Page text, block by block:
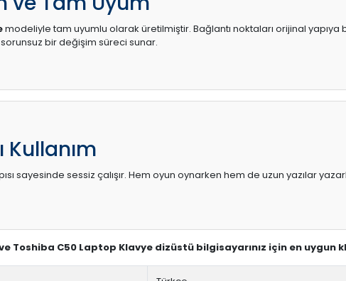
modeliyle tam uyumlu olarak üretilmiştir. Bağlantı noktaları orijinal yapıya
bir değişim süreci sunar.
Kullanım
sayesinde sessiz çalışır. Hem oyun oynarken hem de uzun yazılar
Toshiba C50 Laptop Klavye dizüstü bilgisayarınız için en uygun